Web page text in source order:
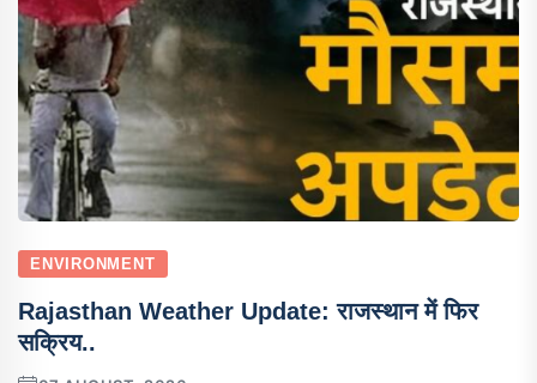
ENVIRONMENT
Rajasthan Weather Update: राजस्थान में फिर
सक्रिय..